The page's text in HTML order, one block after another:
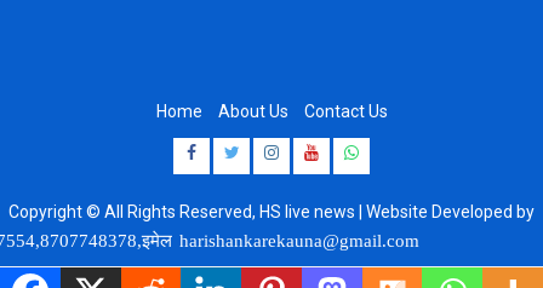
Home About Us Contact Us
Facebook
Twitter
Instagram
Youtube
Whatsapp
Copyright © All Rights Reserved, HS live news | Website Developed by
8920664806
harishankarekauna@gmail.com